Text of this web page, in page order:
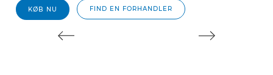
KØB NU FIND EN FORHANDLER